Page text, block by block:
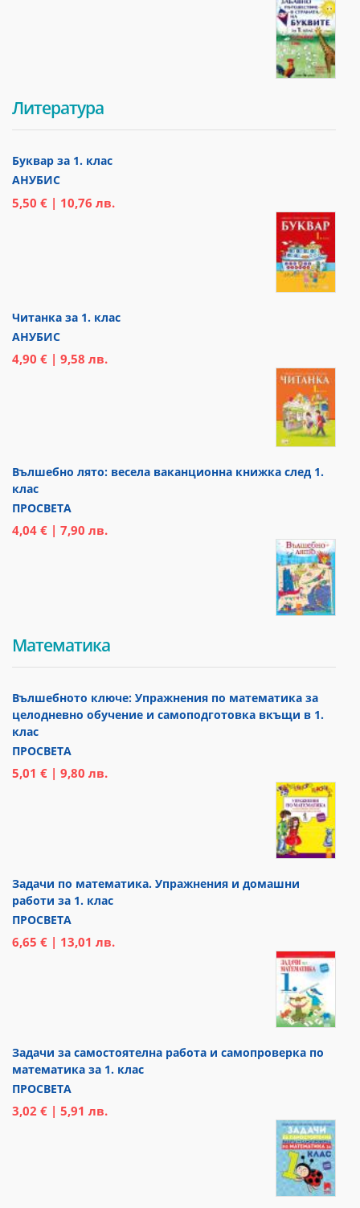
Литература
Буквар за 1. клас
АНУБИС
5,50 € | 10,76 лв.
Читанка за 1. клас
АНУБИС
4,90 € | 9,58 лв.
Вълшебно лято: весела ваканционна книжка след 1.
клас
ПРОСВЕТА
4,04 € | 7,90 лв.
Математика
Вълшебното ключе: Упражнения по математика за
целодневно обучение и самоподготовка вкъщи в 1.
клас
ПРОСВЕТА
5,01 € | 9,80 лв.
Задачи по математика. Упражнения и домашни
работи за 1. клас
ПРОСВЕТА
6,65 € | 13,01 лв.
Задачи за самостоятелна работа и самопроверка по
математика за 1. клас
ПРОСВЕТА
3,02 € | 5,91 лв.